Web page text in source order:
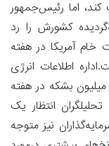
کند، اما رئیس‌جمهور
کشورش را رد
آمریکا در هفته
اطلاعات انرژی
اعلام کرد ذخایر نفت خام این کشور 6 میلیون بشکه در هفته
تحلیلگران انتظار یک
نیز متوجه